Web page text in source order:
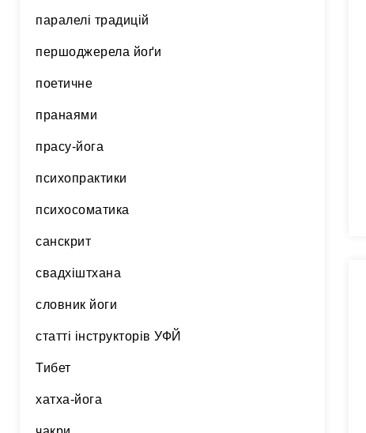
паралелі традицій
першоджерела йоґи
поетичне
пранаями
прасу-йога
психопрактики
психосоматика
санскрит
свадхіштхана
словник йоги
статті інструкторів УФЙ
Тибет
хатха-йога